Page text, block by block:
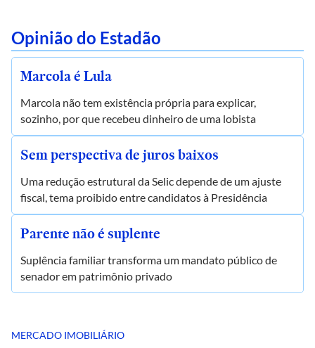
Opinião do Estadão
Marcola é Lula
Marcola não tem existência própria para explicar,
sozinho, por que recebeu dinheiro de uma lobista
Sem perspectiva de juros baixos
Uma redução estrutural da Selic depende de um ajuste
fiscal, tema proibido entre candidatos à Presidência
Parente não é suplente
Suplência familiar transforma um mandato público de
senador em patrimônio privado
MERCADO IMOBILIÁRIO